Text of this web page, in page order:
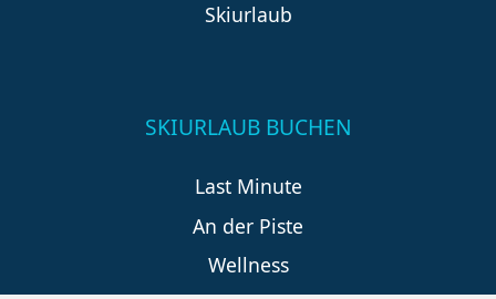
Skiurlaub
SKIURLAUB BUCHEN
Last Minute
An der Piste
Wellness